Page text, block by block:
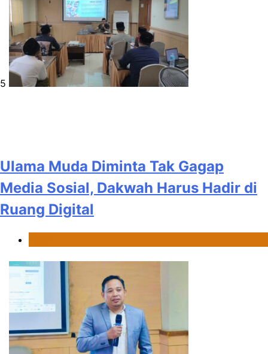
5
Ulama Muda Diminta Tak Gagap
Media Sosial, Dakwah Harus Hadir di
Ruang Digital